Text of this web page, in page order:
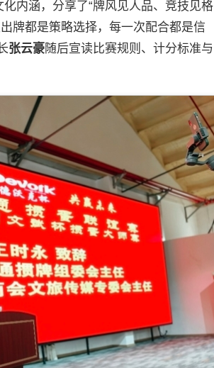
内涵，分享了“牌风见人品、竞技见格
牌都是策略选择，每一次配合都是信
张云豪随后宣读比赛规则、计分标准与